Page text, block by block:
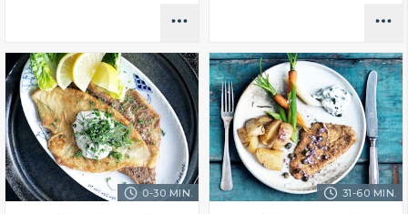
0-30 MIN. 31-60 MIN.